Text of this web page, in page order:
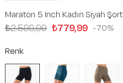
Maraton 5 Inch Kadın Siyah Şort
70
₺2.599,99 ₺779,99
Renk